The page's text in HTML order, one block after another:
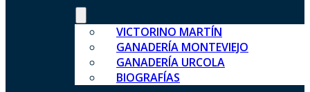
VICTORINO MARTÍN
GANADERÍA MONTEVIEJO
GANADERÍA URCOLA
BIOGRAFÍAS